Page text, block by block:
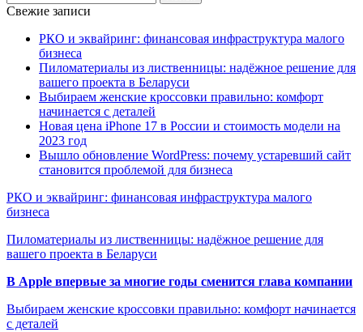
Свежие записи
РКО и эквайринг: финансовая инфраструктура малого
бизнеса
Пиломатериалы из лиственницы: надёжное решение для
вашего проекта в Беларуси
Выбираем женские кроссовки правильно: комфорт
начинается с деталей
Новая цена iPhone 17 в России и стоимость модели на
2023 год
Вышло обновление WordPress: почему устаревший сайт
становится проблемой для бизнеса
РКО и эквайринг: финансовая инфраструктура малого
бизнеса
Пиломатериалы из лиственницы: надёжное решение для
вашего проекта в Беларуси
В Apple впервые за многие годы сменится глава компании
Выбираем женские кроссовки правильно: комфорт начинается
с деталей